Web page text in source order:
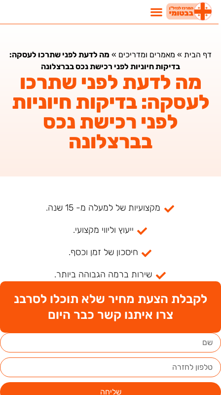
דף הבית»מאמרים ומדריכים»מה לדעת לפני שתרכו לעסקה:
בדיקות חיוניות לפני רכישת נכס בברצלונה
מה לדעת לפני שתרכו
לעסקה: בדיקות חיוניות
לפני רכישת נכס
בברצלונה
מקצועיות של למעלה מ- 15 שנה.
ייעוץ וליווי מקצועי.
חיסכון של זמן וכסף.
שירות ברמה הגבוהה ביותר.
לקבלת הצעת מחיר שלא תוכלו לסרבנ
צרו איתנו קשר כבר היום
שליחה